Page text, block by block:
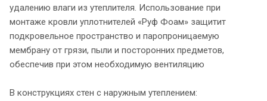
удалению влаги из утеплителя. Использование при
монтаже кровли уплотнителей «Руф Фоам» защитит
подкровельное пространство и паропроницаемую
мембрану от грязи, пыли и посторонних предметов,
обеспечив при этом необходимую вентиляцию
В конструкциях стен с наружным утеплением: